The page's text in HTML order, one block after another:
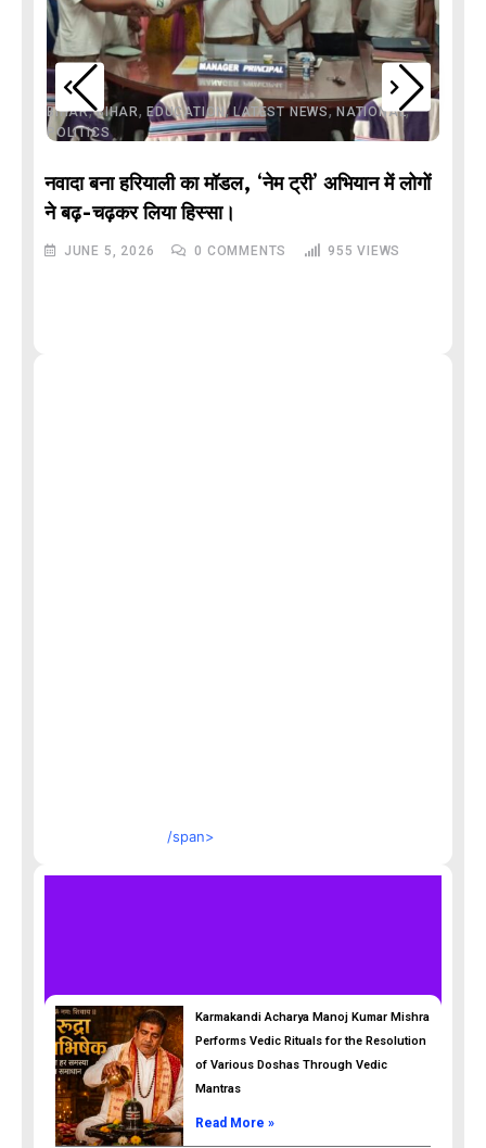
BIHAR,BIHAR, EDUCATION,LATEST NEWS,NATIONAL,
POLITICS
नवादा बना हरियाली का मॉडल, ‘नेम ट्री’ अभियान में लोगों
ने बढ़-चढ़कर लिया हिस्सा।
JUNE 5, 2026 0 COMMENTS 955 VIEWS
/span>
Karmakandi Acharya Manoj Kumar Mishra
Performs Vedic Rituals for the Resolution
of Various Doshas Through Vedic
Mantras
Read More »